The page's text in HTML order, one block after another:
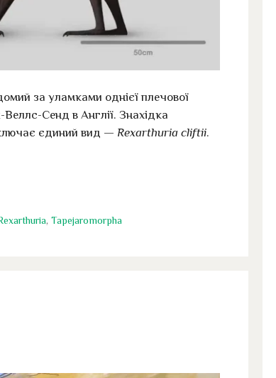
за уламками однієї плечової
Сенд в Англії. Знахідка
єдиний вид — Rexarthuria cliftii.
,Tapejaromorpha